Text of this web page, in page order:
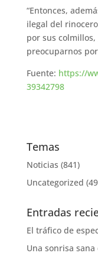
“Entonces,
ilegal del
por sus colmillos,
preocuparnos
Fuente: https://
39342798
Temas
Noticias (841)
Uncategorized
Entradas
El tráfico de
Una sonrisa